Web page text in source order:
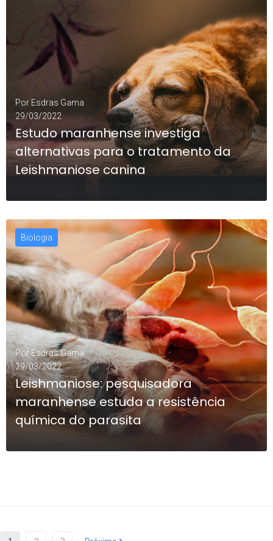
LEIA MAIS 0
Por Esdras Gama
29/03/2022
Estudo maranhense investiga
alternativas para o tratamento da
Leishmaniose canina
LEIA MAIS
Biologia
PorEsdras Gama
29/03/2022
Leishmaniose: pesquisadora
maranhense estuda a resistência
química do parasita